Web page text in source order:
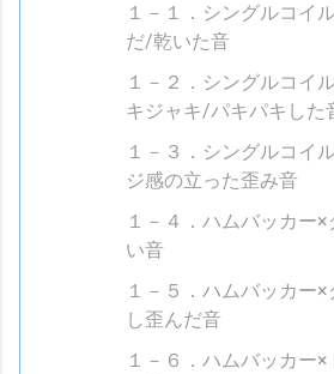
１－１．シングルコイ
だ/乾いた音
１－２．シングルコイ
キジャキ/パキパキした
１－３．シングルコイ
ジ感の立った歪み音
１－４．ハムバッカー
い音
１－５．ハムバッカー
し歪んだ音
１－６．ハムバッカー